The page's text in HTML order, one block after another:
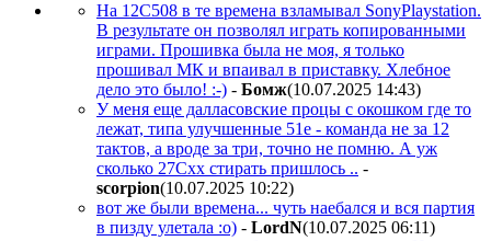
На 12С508 в те времена взламывал SonyPlaystation.
В результате он позволял играть копированными
играми. Прошивка была не моя, я только
прошивал МК и впаивал в приставку. Хлебное
дело это было! :-) - Бoмж(10.07.2025 14:43)
У меня еще далласовские процы с окошком где то
лежат, типа улучшенные 51е - команда не за 12
тактов, а вроде за три, точно не помню. А уж
сколько 27Схх стирать пришлось .. -
scorpion(10.07.2025 10:22)
вот же были времена... чуть наебался и вся партия
в пизду улетала :о) - LordN(10.07.2025 06:11)